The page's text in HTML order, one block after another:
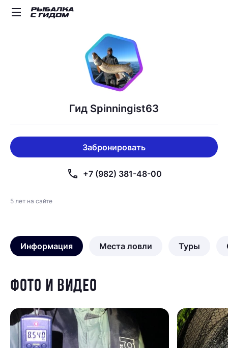
Гид Spinningist63
Забронировать
phone +7 (982) 381-48-00
5 лет на сайте
Информация Места ловли Туры
ФОТО И ВИДЕО